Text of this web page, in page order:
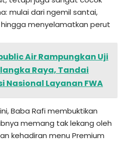
mulai dari ngemil santai,
menyelamatkan perut
Air Rampungkan Uji
Raya, Tandai
Nasional Layanan FWA
Baba Rafi membuktikan
memang tak lekang oleh
kehadiran menu Premium